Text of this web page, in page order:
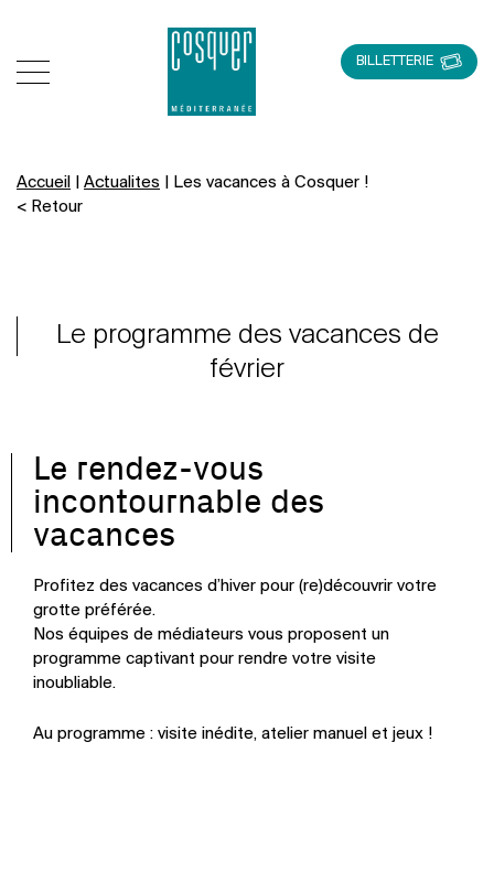
BILLETTERIE
Accueil Actualites
Les vacances à Cosquer !
< Retour
Le programme des vacances de
février
Le rendez-vous
incontournable des
vacances
Profitez des vacances d’hiver pour (re)découvrir votre
grotte préférée.
Nos équipes de médiateurs vous proposent un
programme captivant pour rendre votre visite
inoubliable.
Au programme : visite inédite, atelier manuel et jeux !